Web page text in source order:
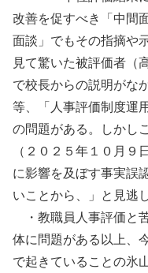
改善を促すべき「中間
面談」でもその指摘や
見て驚いた被評価者（
で校長からの説明がな
等、「人事評価制度運
の問題がある。しかし
（２０２５年１０月９
に影響を及ぼす事実誤
いことから、」と見逃
・教職員人事評価と
体に問題がある以上、
で起きていることの氷